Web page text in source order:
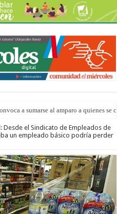
a sumarse al amparo a quienes se
sus días y horarios
Desde el Sindicato de Empleados de
un empleado básico podría perder